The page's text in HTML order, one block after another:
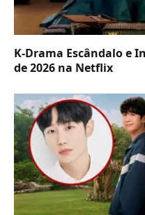
K-Drama Escândalo e
de 2026 na Netflix